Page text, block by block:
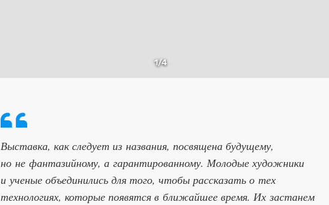
1/4
Выставка, как следует из названия, посвящена будущему,
но не фантазийному, а гарантированному. Молодые художники
и ученые объединились для того, чтобы рассказать о тех
технологиях, которые появятся в ближайшее время. Их застанем